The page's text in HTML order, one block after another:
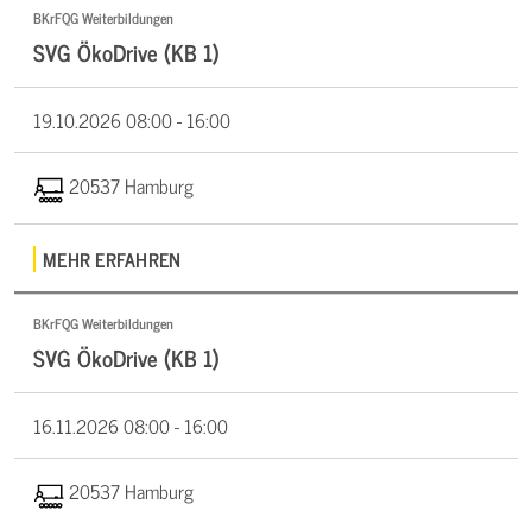
BKrFQG Weiterbildungen
SVG ÖkoDrive (KB 1)
19.10.202608:00 - 16:00
20537 Hamburg
MEHR ERFAHREN
BKrFQG Weiterbildungen
SVG ÖkoDrive (KB 1)
16.11.202608:00 - 16:00
20537 Hamburg